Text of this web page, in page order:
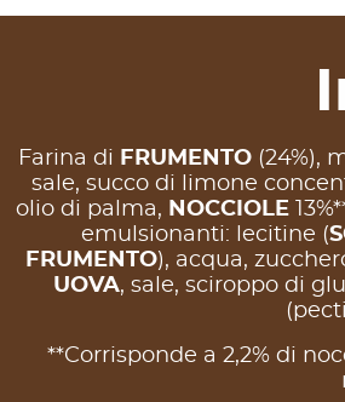
Farina di FRUMENTO(24%),
sale, succo di limone
olio di palma, NOCCIOLE
emulsionanti: lecitine (
FRUMENTO), acqua,
UOVA, sale, sciroppo di
**Corrisponde a 2,2% di